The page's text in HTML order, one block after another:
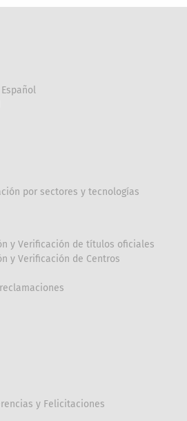
por sectores y tecnologías
y Verificación de títulos oficiales
y Verificación de Centros
y Felicitaciones